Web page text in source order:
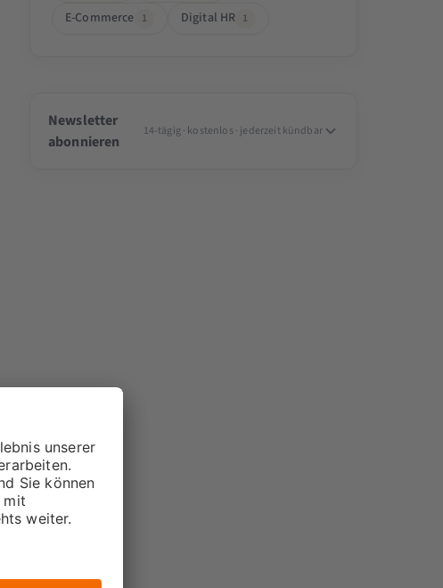
E-Commerce 1 Digital HR 1
Newsletter
abonnieren
14-tägig · kostenlos · jederzeit kündbar